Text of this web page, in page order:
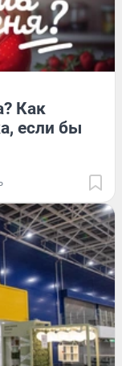
Как
если бы